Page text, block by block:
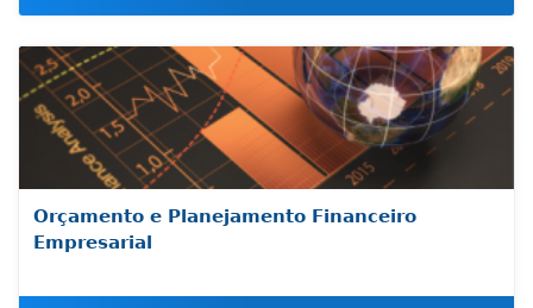
Orçamento e Planejamento Financeiro
Empresarial